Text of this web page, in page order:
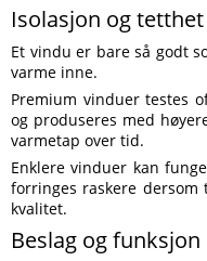
Isolasjon og tetthet
Et vindu er bare så godt
varme inne.
Premium vinduer testes
og produseres med
varmetap over tid.
Enklere vinduer kan
forringes raskere dersom
kvalitet.
Beslag og funksjon